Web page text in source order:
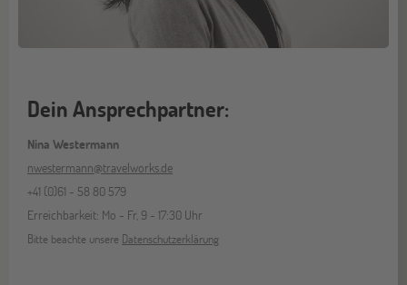
Dein Ansprechpartner:
Nina Westermann
nwestermann@travelworks.de
+41 (0)61 - 58 80 579
Erreichbarkeit: Mo - Fr, 9 - 17:30 Uhr
Bitte beachte unsere Datenschutzerklärung